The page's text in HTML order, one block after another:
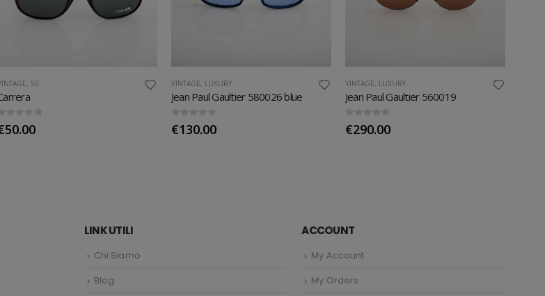
, 50
0out of 5
50.00
VINTAGE, LUXURY
Jean Paul Gaultier 580026 blue
0out of 5
€130.00
VINTAGE, LUXURY
Jean Paul Gaultier 560019
0out of 5
€290.00
LINK UTILI
Chi Siamo
Blog
ACCOUNT
My Account
My Orders